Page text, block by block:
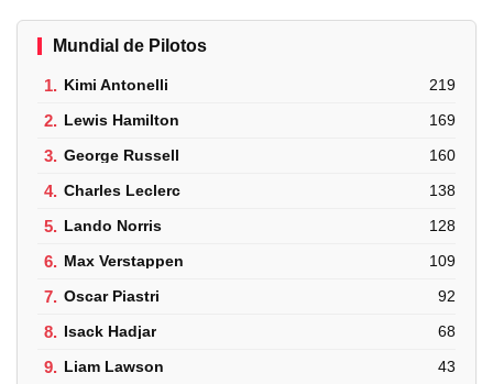
Mundial de Pilotos
1. Kimi Antonelli 219
2. Lewis Hamilton 169
3. George Russell 160
4. Charles Leclerc 138
5. Lando Norris 128
6. Max Verstappen 109
7. Oscar Piastri 92
8. Isack Hadjar 68
9. Liam Lawson 43